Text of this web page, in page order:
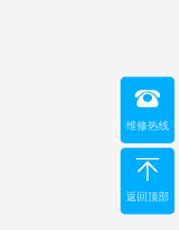
维修热线
返回顶部